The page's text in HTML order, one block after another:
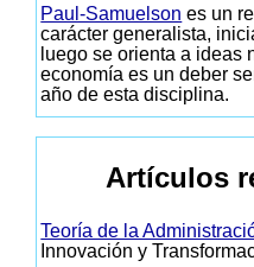
Paul-Samuelson es un
carácter generalista,
luego se orienta a ideas
economía es un deber
año de esta disciplina.
Artículos
Teoría de la
Innovación y